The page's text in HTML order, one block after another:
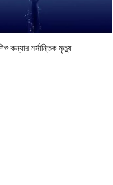
কন্যার মর্মান্তিক মৃত্যু